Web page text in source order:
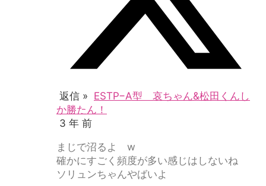
返信 » ESTP−A型 哀ちゃん&松田くんし
か勝たん！
3 年 前
まじで沼るよ w
確かにすごく頻度が多い感じはしないね
ソリュンちゃんやばいよ